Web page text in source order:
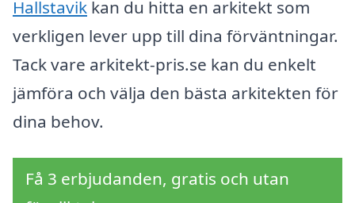
Hallstavik kan du hitta en arkitekt som
verkligen lever upp till dina förväntningar.
Tack vare arkitekt-pris.se kan du enkelt
jämföra och välja den bästa arkitekten för
dina behov.
Få 3 erbjudanden, gratis och utan